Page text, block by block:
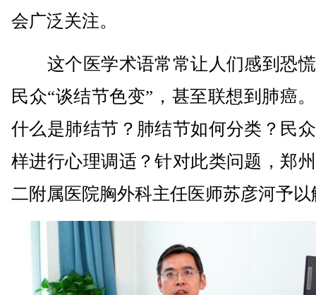
会广泛关注。
这个医学术语常常让人们感到恐
民众“谈结节色变”，甚至联想到肺癌
什么是肺结节？肺结节如何分类？民
样进行心理调适？针对此类问题，郑
二附属医院胸外科主任医师苏彦河予以